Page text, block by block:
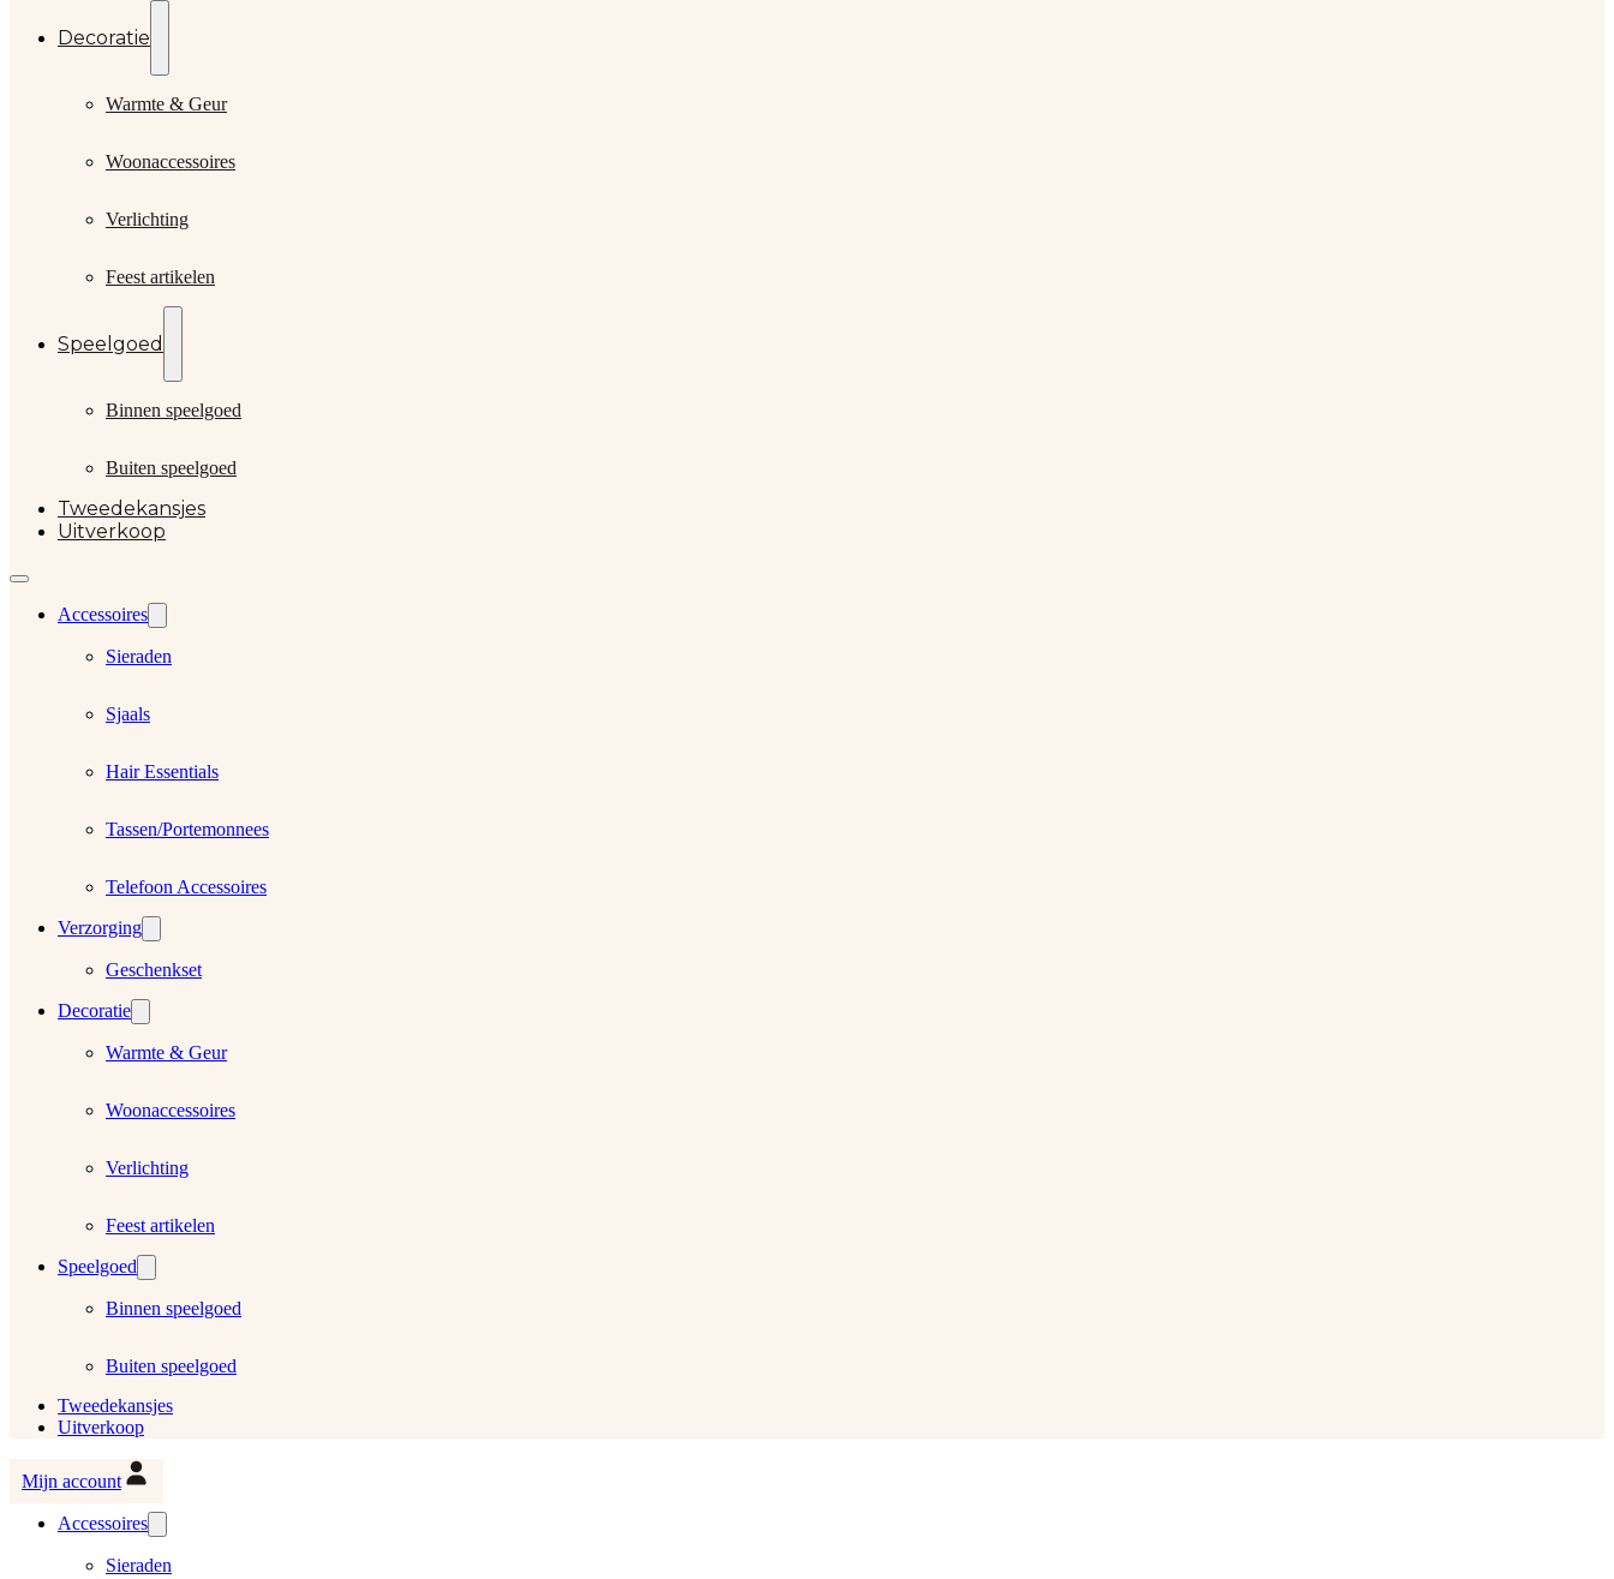
Decoratie
Warmte & Geur
Woonaccessoires
Verlichting
Feest artikelen
Speelgoed
Binnen speelgoed
Buiten speelgoed
Tweedekansjes
Uitverkoop
Accessoires
Sieraden
Sjaals
Hair Essentials
Tassen/Portemonnees
Telefoon Accessoires
Verzorging
Geschenkset
Decoratie
Warmte & Geur
Woonaccessoires
Verlichting
Feest artikelen
Speelgoed
Binnen speelgoed
Buiten speelgoed
Tweedekansjes
Uitverkoop
Mijn account
Accessoires
Sieraden